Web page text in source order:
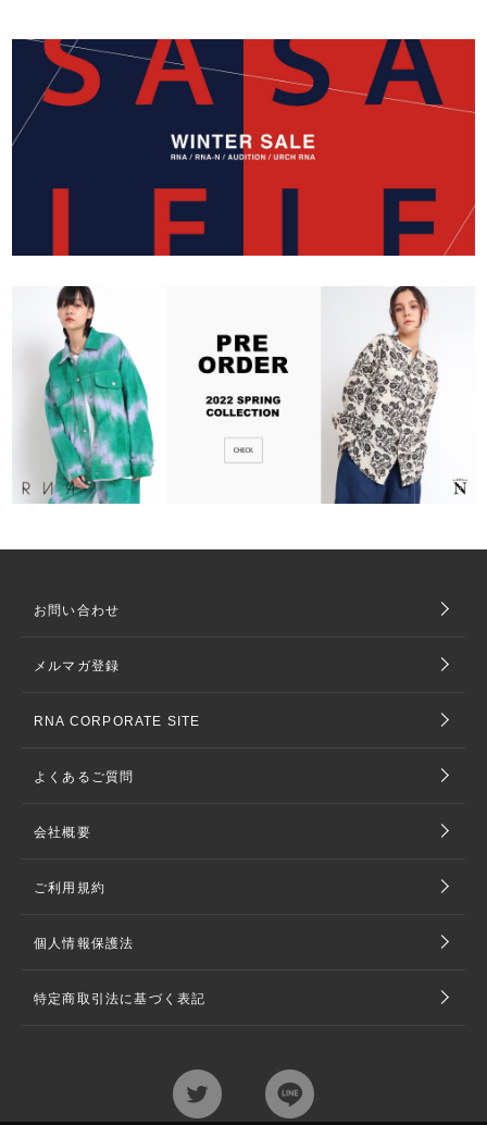
お問い合わせ
メルマガ登録
RNA CORPORATE SITE
よくあるご質問
会社概要
ご利用規約
個人情報保護法
特定商取引法に基づく表記